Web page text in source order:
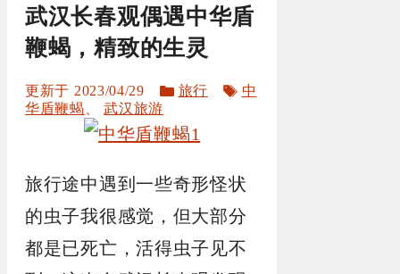
武汉长春观偶遇中华盾
鞭蝎，精致的生灵
2023/04/29
分
旅行
标
中
华盾鞭蝎 、武汉旅游
旅行途中遇到一些奇形怪状
的虫子我很感觉，但大部分
都是已死亡，活得虫子见不